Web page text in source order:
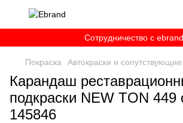
Сотрудничество c ebrand
Покраска Автокраски и
Карандаш
подкраски NEW TON 449
145846